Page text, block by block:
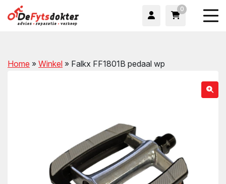
0
Home » Winkel » Falkx FF1801B pedaal wp